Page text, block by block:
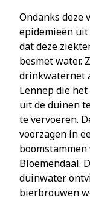
Ondanks deze
epidemieën
dat deze
besmet water.
drinkwaternet
Lennep die
uit de duinen
te vervoeren.
voorzagen in
Bloemendaal.
duinwater
bierbrouwen